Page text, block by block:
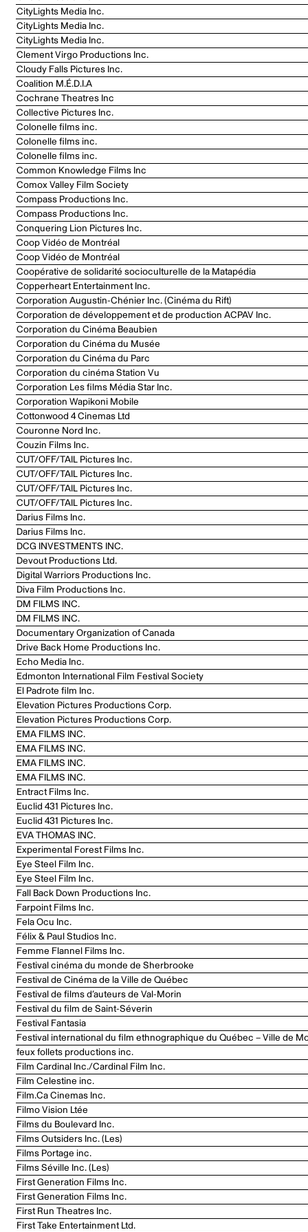
CityLights Media Inc.
CityLights Media Inc.
CityLights Media Inc.
Clement Virgo Productions Inc.
Cloudy Falls Pictures Inc.
Coalition M.É.D.I.A
Cochrane Theatres Inc
Collective Pictures Inc.
Colonelle films inc.
Colonelle films inc.
Colonelle films inc.
Common Knowledge Films Inc
Comox Valley Film Society
Compass Productions Inc.
Compass Productions Inc.
Conquering Lion Pictures Inc.
Coop Vidéo de Montréal
Coop Vidéo de Montréal
Coopérative de solidarité socioculturelle de la Matapédia
Copperheart Entertainment Inc.
Corporation Augustin-Chénier Inc. (Cinéma du Rift)
Corporation de développement et de production ACPAV Inc.
Corporation du Cinéma Beaubien
Corporation du Cinéma du Musée
Corporation du Cinéma du Parc
Corporation du cinéma Station Vu
Corporation Les films Média Star Inc.
Corporation Wapikoni Mobile
Cottonwood 4 Cinemas Ltd
Couronne Nord Inc.
Couzin Films Inc.
CUT/OFF/TAIL Pictures Inc.
CUT/OFF/TAIL Pictures Inc.
CUT/OFF/TAIL Pictures Inc.
CUT/OFF/TAIL Pictures Inc.
Darius Films Inc.
Darius Films Inc.
DCG INVESTMENTS INC.
Devout Productions Ltd.
Digital Warriors Productions Inc.
Diva Film Productions Inc.
DM FILMS INC.
DM FILMS INC.
Documentary Organization of Canada
Drive Back Home Productions Inc.
Echo Media Inc.
Edmonton International Film Festival Society
El Padrote film Inc.
Elevation Pictures Productions Corp.
Elevation Pictures Productions Corp.
EMA FILMS INC.
EMA FILMS INC.
EMA FILMS INC.
EMA FILMS INC.
Entract Films Inc.
Euclid 431 Pictures Inc.
Euclid 431 Pictures Inc.
EVA THOMAS INC.
Experimental Forest Films Inc.
Eye Steel Film Inc.
Eye Steel Film Inc.
Fall Back Down Productions Inc.
Farpoint Films Inc.
Fela Ocu Inc.
Félix & Paul Studios Inc.
Femme Flannel Films Inc.
Festival cinéma du monde de Sherbrooke
Festival de Cinéma de la Ville de Québec
Festival de films d’auteurs de Val-Morin
Festival du film de Saint-Séverin
Festival Fantasia
Festival international du film ethnographique du Québec – Ville de
feux follets productions inc.
Film Cardinal Inc./Cardinal Film Inc.
Film Celestine inc.
Film.Ca Cinemas Inc.
Filmo Vision Ltée
Films du Boulevard Inc.
Films Outsiders Inc. (Les)
Films Portage inc.
Films Séville Inc. (Les)
First Generation Films Inc.
First Generation Films Inc.
First Run Theatres Inc.
First Take Entertainment Ltd.